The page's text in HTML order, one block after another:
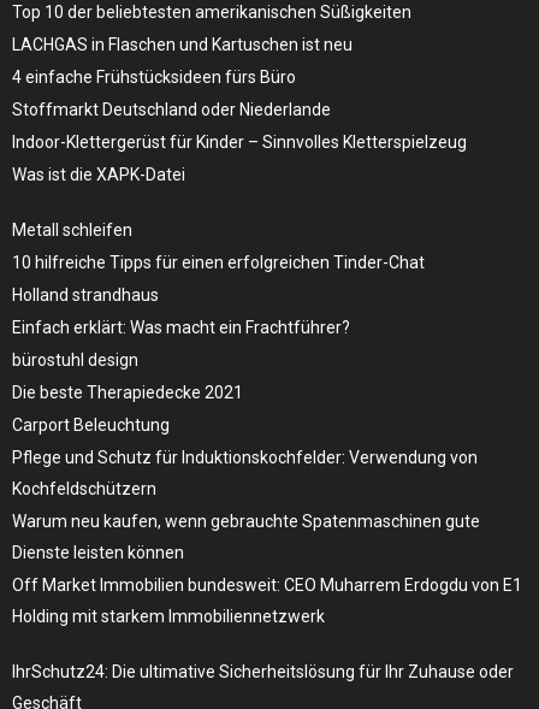
Top 10 der beliebtesten amerikanischen Süßigkeiten
LACHGAS in Flaschen und Kartuschen ist neu
4 einfache Frühstücksideen fürs Büro
Stoffmarkt Deutschland oder Niederlande
Indoor-Klettergerüst für Kinder – Sinnvolles Kletterspielzeug
Was ist die XAPK-Datei
Metall schleifen
10 hilfreiche Tipps für einen erfolgreichen Tinder-Chat
Holland strandhaus
Einfach erklärt: Was macht ein Frachtführer?
bürostuhl design
Die beste Therapiedecke 2021
Carport Beleuchtung
Pflege und Schutz für Induktionskochfelder: Verwendung von
Kochfeldschützern
Warum neu kaufen, wenn gebrauchte Spatenmaschinen gute
Dienste leisten können
Off Market Immobilien bundesweit: CEO Muharrem Erdogdu von E1
Holding mit starkem Immobiliennetzwerk
IhrSchutz24: Die ultimative Sicherheitslösung für Ihr Zuhause oder
Geschäft